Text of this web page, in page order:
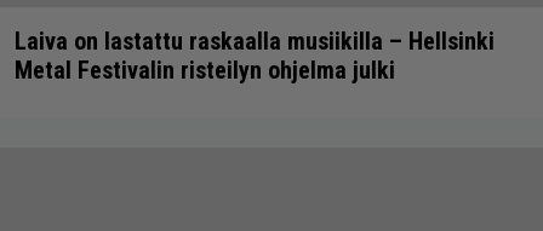
Laiva on lastattu raskaalla musiikilla – Hellsinki
Metal Festivalin risteilyn ohjelma julki